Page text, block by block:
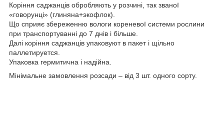
Коріння саджанців обробляють у розчині, так званої
«говорунці» (глиняна+экофлок).
Що сприяє збереженню вологи кореневої системи рослини
при транспортуванні до 7 днів і більше.
Далі коріння саджанців упаковуют в пакет і щільно
паллетируется.
Упаковка гермитична і надійна.
Мінімальне замовлення розсади – від 3 шт. одного сорту.